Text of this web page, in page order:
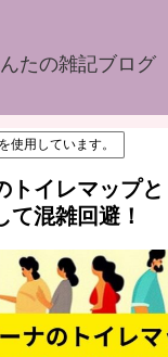
たの雑記ブログ
使用しています。
トイレマップと
て混雑回避！